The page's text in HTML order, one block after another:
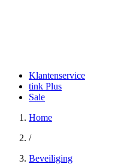
Klantenservice
tink Plus
Sale
Home
/
Beveiliging